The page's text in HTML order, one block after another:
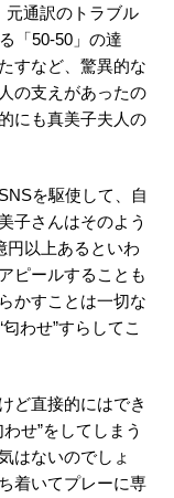
元通訳のトラブル
「50-50」の達
すなど、驚異的な
の支えがあったの
にも真美子夫人の
を駆使して、自
子さんはそのよう
円以上あるといわ
ピールすることも
かすことは一切な
わせ”すらしてこ
ど直接的にはでき
せ”をしてしまう
はないのでしょ
着いてプレーに専